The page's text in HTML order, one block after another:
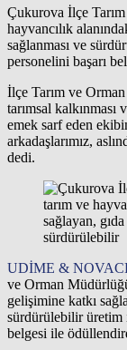
Çukurova İlçe
hayvancılık
sağlanması ve
personelini başarı
İlçe Tarım ve
tarımsal kalkınması
emek sarf eden
arkadaşlarımız,
dedi.
UDİME &
ve Orman
gelişimine katkı
sürdürülebilir üretim
belgesi ile